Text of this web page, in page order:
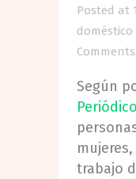
Posted at
doméstico
Comments
Según
Periódico
trabajo